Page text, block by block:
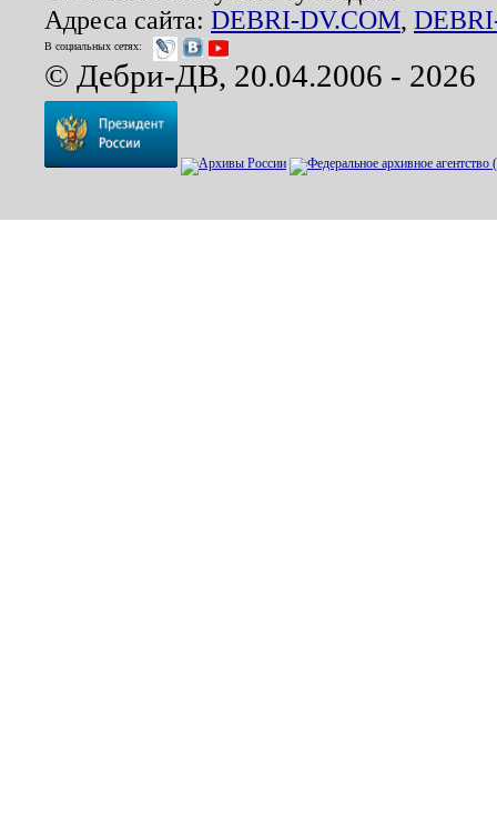
Адреса сайта: DEBRI-DV.COM,
В социальных сетях:
© Дебри-ДВ, 20.04.2006 - 2026